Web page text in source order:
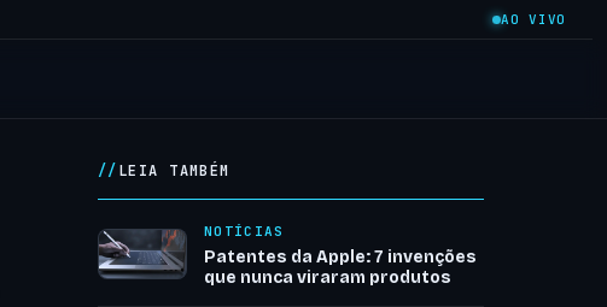
AO VIVO
LEIA TAMBÉM
NOTÍCIAS
Patentes da Apple: 7 invenções
que nunca viraram produtos